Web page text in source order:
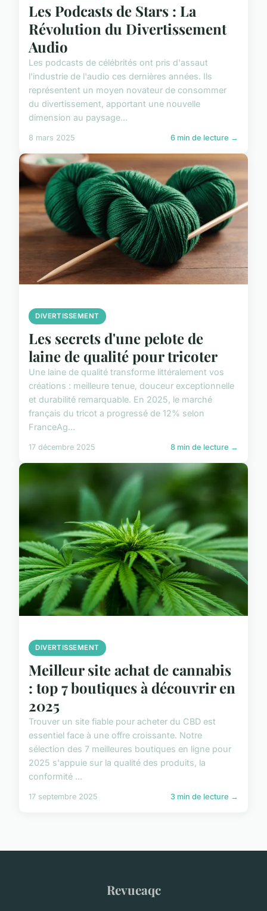
Les Podcasts de Stars : La
Révolution du Divertissement
Audio
Les podcasts de célébrités ont pris d'assaut
l'industrie de l'audio ces dernières années. Ils
représentent un moyen novateur de consommer
du divertissement, apportant une nouvelle
dimension au paysage...
8 mars 2025 6 min de lecture →
DIVERTISSEMENT
Les secrets d'une pelote de
laine de qualité pour tricoter
Une laine de qualité transforme littéralement vos
créations : meilleure tenue, douceur exceptionnelle
et durabilité remarquable. En 2025, le marché
français du tricot a progressé de 12% selon
FranceAg...
17 décembre 2025 8 min de lecture →
DIVERTISSEMENT
Meilleur site achat de cannabis
: top 7 boutiques à découvrir en
2025
Trouver un site fiable pour acheter du CBD est
essentiel face à une offre croissante. Notre
sélection des 7 meilleures boutiques en ligne pour
2025 s'appuie sur la qualité des produits, la
conformité ...
17 septembre 2025 3 min de lecture →
Revueaqc